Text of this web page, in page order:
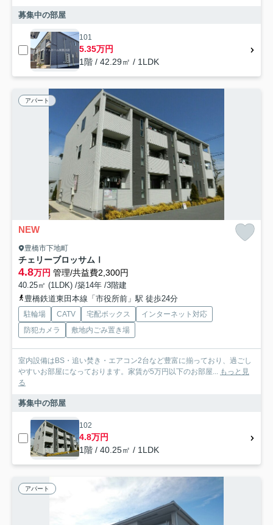
募集中の部屋
101
5.35万円
1階 / 42.29㎡ / 1LDK
アパート
NEW
豊橋市下地町
チェリーブロッサムⅠ
4.8万円 管理/共益費2,300円
40.25㎡ (1LDK) /築14年 /3階建
豊橋鉄道東田本線「市役所前」駅 徒歩24分
駐輪場 CATV 宅配ボックス
インターネット対応
防犯カメラ
敷地内ごみ置き場
室内設備はBS・追い焚き・エアコン2台など豊富に揃っており、過ごし
やすいお部屋になっております。家賃が5万円以下のお部屋... もっと見
る
募集中の部屋
102
4.8万円
1階 / 40.25㎡ / 1LDK
アパート